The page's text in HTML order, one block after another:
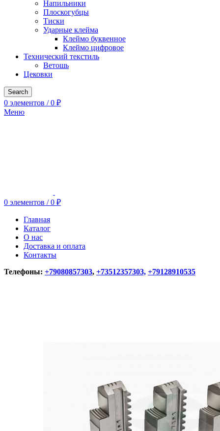
Напильники
Плоскогубцы
Тиски
Ударные клейма
Клеймо буквенное
Клеймо цифровое
Технический текстиль
Ветошь
Цековки
Search
0 элементов / 0 ₽
Меню
0 элементов / 0 ₽
Главная
Каталог
О нас
Доставка и оплата
Контакты
Телефоны: +79080857303, +73512357303, +79128910535